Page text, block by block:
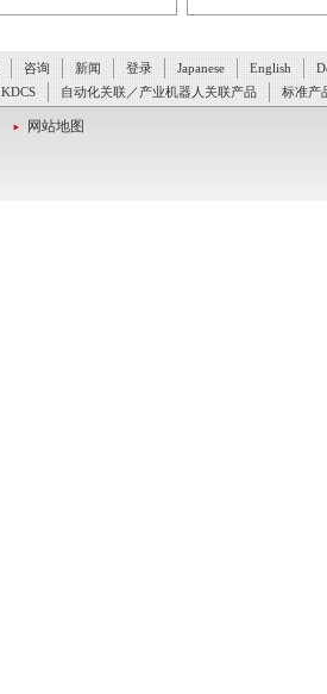
咨询 新闻 登录 Japanese English
KDCS 自动化关联／产业机器人关联产品 标准产
网站地图